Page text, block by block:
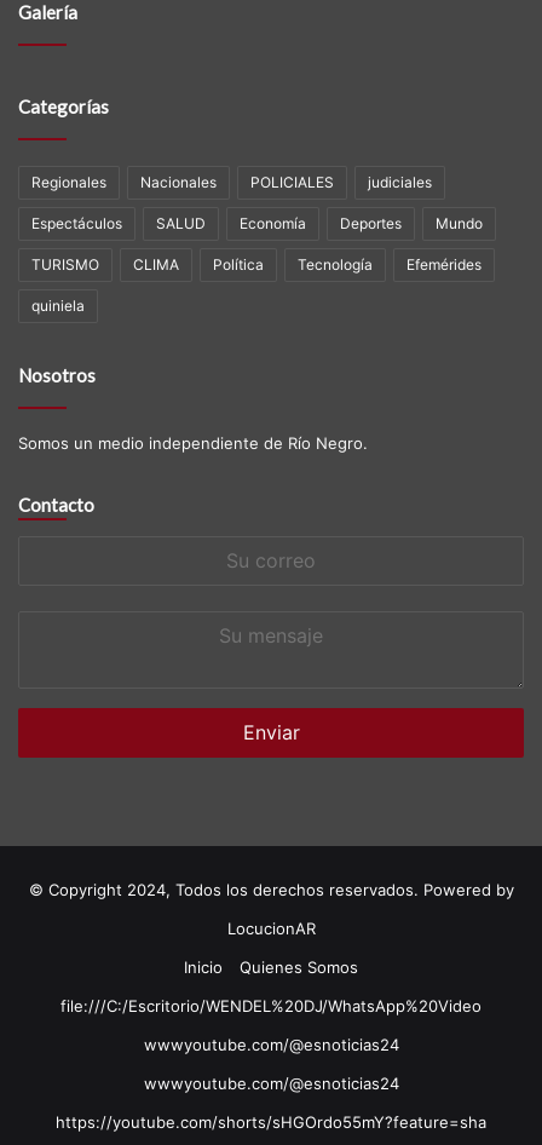
Galería
Categorías
Regionales Nacionales POLICIALES judiciales
Espectáculos SALUD Economía Deportes Mundo
TURISMO CLIMA Política Tecnología Efemérides
quiniela
Nosotros
Somos un medio independiente de Río Negro.
Contacto
© Copyright 2024, Todos los derechos reservados. Powered by
LocucionAR
Inicio
Quienes Somos
file:///C:/Escritorio/WENDEL%20DJ/WhatsApp%20Video
wwwyoutube.com/@esnoticias24
wwwyoutube.com/@esnoticias24
https://youtube.com/shorts/sHGOrdo55mY?feature=sha